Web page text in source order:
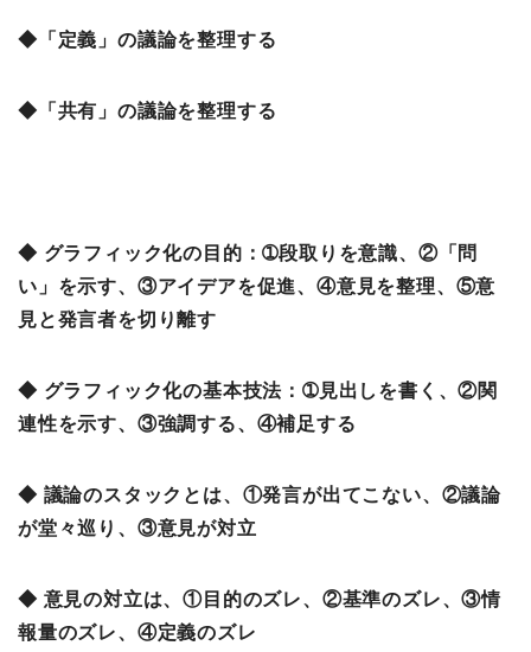
◆「定義」の議論を整理する
◆「共有」の議論を整理する
◆ グラフィック化の目的：➀段取りを意識、②「問
い」を示す、③アイデアを促進、④意見を整理、⑤意
見と発言者を切り離す
◆ グラフィック化の基本技法：➀見出しを書く、②関
連性を示す、③強調する、④補足する
◆ 議論のスタックとは、①発言が出てこない、②議論
が堂々巡り、③意見が対立
◆ 意見の対立は、①目的のズレ、②基準のズレ、③情
報量のズレ、④定義のズレ